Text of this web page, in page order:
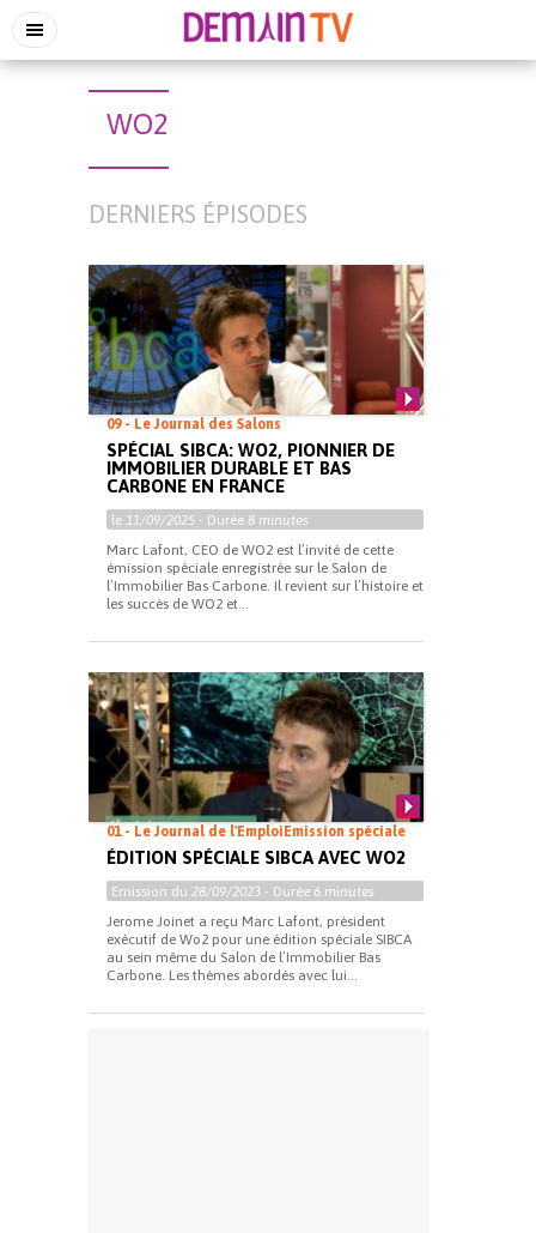
WO2
DERNIERS ÉPISODES
09 - Le Journal des Salons
SPÉCIAL SIBCA: WO2, PIONNIER DE
IMMOBILIER DURABLE ET BAS
CARBONE EN FRANCE
le 11/09/2025 - Durée 8 minutes
Marc Lafont, CEO de WO2 est l’invité de cette
émission spéciale enregistrée sur le Salon de
l’Immobilier Bas Carbone. Il revient sur l’histoire et
les succès de WO2 et...
01 - Le Journal de l'Emploi Emission spéciale
ÉDITION SPÉCIALE SIBCA AVEC WO2
Emission du 28/09/2023 - Durée 6 minutes
Jerome Joinet a reçu Marc Lafont, président
exécutif de Wo2 pour une édition spéciale SIBCA
au sein même du Salon de l’Immobilier Bas
Carbone. Les thèmes abordés avec lui...